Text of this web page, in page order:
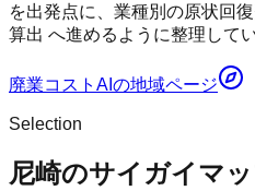
を出発点に、業種別の原状回
算出 へ進めるように整理して
廃業コストAI の地域ページ
Selection
尼崎のサイガイマ